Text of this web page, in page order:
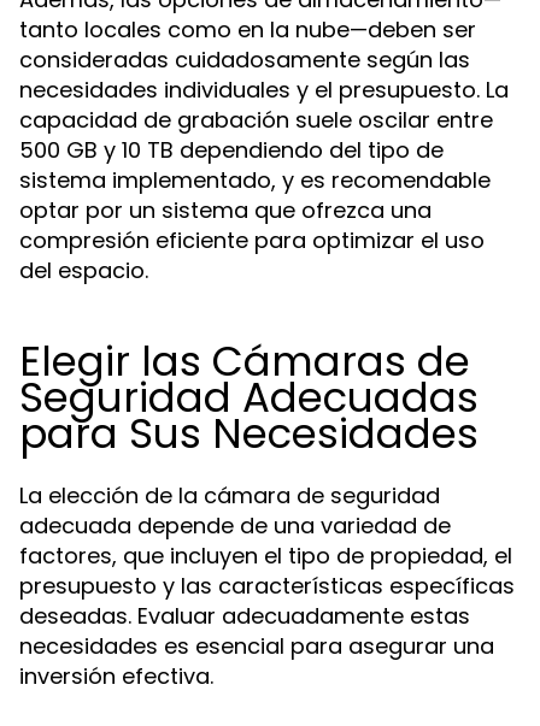
tanto locales como en la nube—deben ser
consideradas cuidadosamente según las
necesidades individuales y el presupuesto. La
capacidad de grabación suele oscilar entre
500 GB y 10 TB dependiendo del tipo de
sistema implementado, y es recomendable
optar por un sistema que ofrezca una
compresión eficiente para optimizar el uso
del espacio.
Elegir las Cámaras de
Seguridad Adecuadas
para Sus Necesidades
La elección de la cámara de seguridad
adecuada depende de una variedad de
factores, que incluyen el tipo de propiedad, el
presupuesto y las características específicas
deseadas. Evaluar adecuadamente estas
necesidades es esencial para asegurar una
inversión efectiva.